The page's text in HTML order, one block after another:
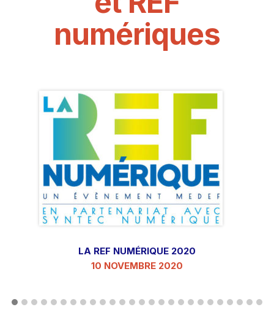
numériques
LA REF NUMÉRIQUE 2020
10 NOVEMBRE 2020